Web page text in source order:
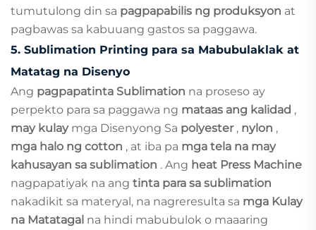
tumutulong din sa pagpapabilis ng produksyon at
pagbawas sa kabuuang gastos sa paggawa.
5. Sublimation Printing para sa Mabubulaklak at
Matatag na Disenyo
Ang pagpapatinta Sublimation na proseso ay
perpekto para sa paggawa ng mataas ang kalidad ,
may kulay mga Disenyong Sa polyester , nylon ,
mga halo ng cotton , at iba pa mga tela na may
kahusayan sa sublimation . Ang heat Press Machine
nagpapatiyak na ang tinta para sa sublimation
nakadikit sa materyal, na nagreresulta sa mga Kulay
na Matatagal na hindi mabubulok o maaaring